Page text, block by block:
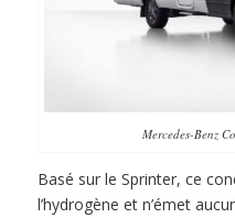
Mercedes-Benz
Basé sur le Sprinter, ce
l’hydrogène et n’émet